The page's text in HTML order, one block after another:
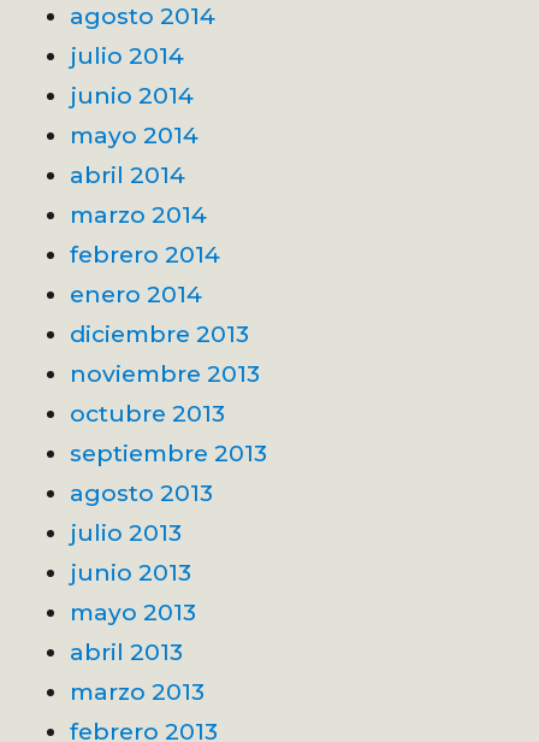
agosto 2014
julio 2014
junio 2014
mayo 2014
abril 2014
marzo 2014
febrero 2014
enero 2014
diciembre 2013
noviembre 2013
octubre 2013
septiembre 2013
agosto 2013
julio 2013
junio 2013
mayo 2013
abril 2013
marzo 2013
febrero 2013